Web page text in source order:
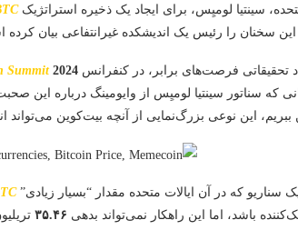
سینتیا لومیِس، برای ایجاد یک ذخیره استراتژیک
سخنان را رئیس یک اندیشکده غیرانتفاعی بیان
تحقیقاتی فرصت‌های برابر، در کنفرانس Summit 2024
که سناتور سینتیا لومیِس از وایومینگ درباره این
ببریم، این نوعی بزرگ‌نمایی از آنچه بیت‌کوین می‌تواند
سناریو که در آن ایالات متحده مقدار “بسیار زیادی”
باشد، اما این راهکار نمی‌تواند بدهی ۳۵.۴۶